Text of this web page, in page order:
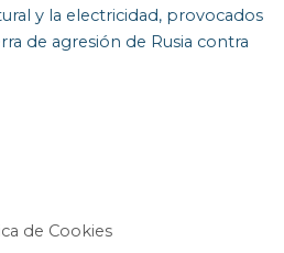
y la electricidad, provocados
de agresión de Rusia contra
de Cookies